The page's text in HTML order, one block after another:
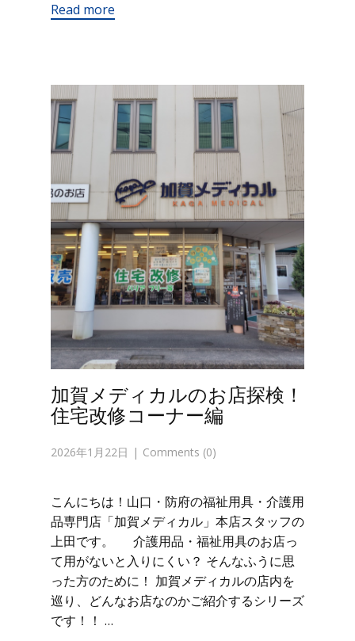
Read more
加賀メディカルのお店探検！
住宅改修コーナー編
2026年1月22日 Comments (0)
こんにちは！山口・防府の福祉用具・介護用
品専門店「加賀メディカル」本店スタッフの
上田です。 介護用品・福祉用具のお店っ
て用がないと入りにくい？ そんなふうに思
った方のために！ 加賀メディカルの店内を
巡り、どんなお店なのかご紹介するシリーズ
です！！ …